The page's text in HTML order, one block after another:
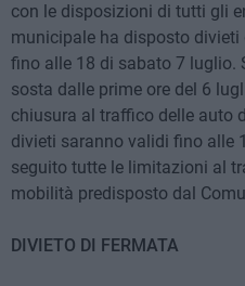
con le disposizioni di tutti gli
municipale ha disposto divieti
fino alle 18 di sabato 7 luglio.
sosta dalle prime ore del 6
chiusura al traffico delle auto
divieti saranno validi fino alle
seguito tutte le limitazioni al
mobilità predisposto dal
DIVIETO DI FERMATA